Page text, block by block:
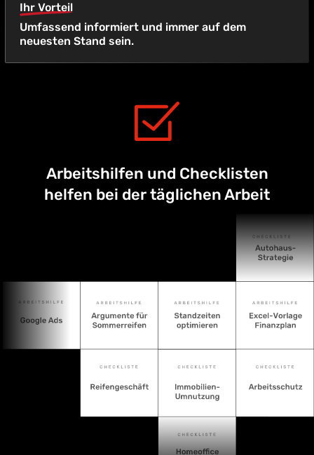
Ihr Vorteil
Umfassend informiert und immer auf dem
neuesten Stand sein.
Arbeitshilfen und Checklisten
helfen bei der täglichen Arbeit